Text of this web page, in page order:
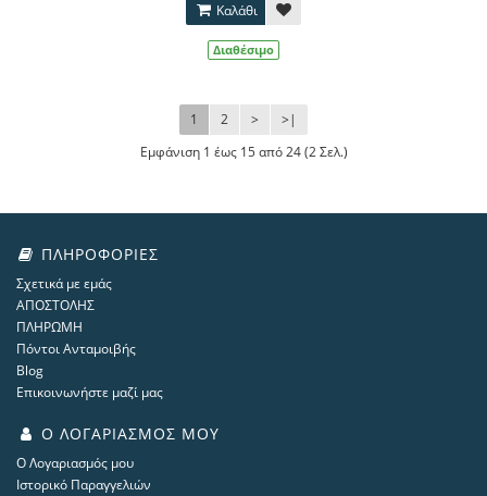
Καλάθι
Διαθέσιμο
1 2 > >|
Εμφάνιση 1 έως 15 από 24 (2 Σελ.)
ΠΛΗΡΟΦΟΡΊΕΣ
Σχετικά με εμάς
ΑΠΟΣΤΟΛΗΣ
ΠΛΗΡΩΜΗ
Πόντοι Ανταμοιβής
Blog
Επικοινωνήστε μαζί μας
Ο ΛΟΓΑΡΙΑΣΜΌΣ ΜΟΥ
Ο Λογαριασμός μου
Ιστορικό Παραγγελιών